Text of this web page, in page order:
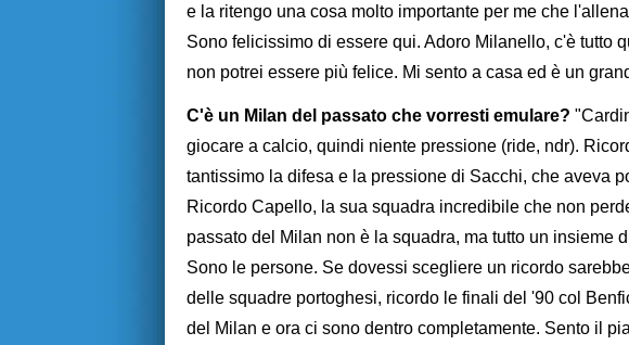
e la ritengo una cosa molto importante per me che
Sono felicissimo di essere qui. Adoro Milanello, c'è tutto
non potrei essere più felice. Mi sento a casa ed è un
C'è un Milan del passato che vorresti emulare?
giocare a calcio, quindi niente pressione (ride, ndr).
tantissimo la difesa e la pressione di Sacchi, che aveva
Ricordo Capello, la sua squadra incredibile che non
passato del Milan non è la squadra, ma tutto un insieme
Sono le persone. Se dovessi scegliere un ricordo
delle squadre portoghesi, ricordo le finali del '90 col
del Milan e ora ci sono dentro completamente. Sento il